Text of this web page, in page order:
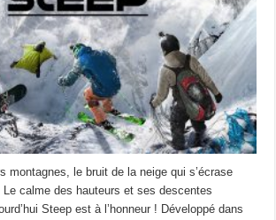
montagnes, le bruit de la neige qui s’écrase
calme des hauteurs et ses descentes
Steep est à l’honneur ! Développé dans